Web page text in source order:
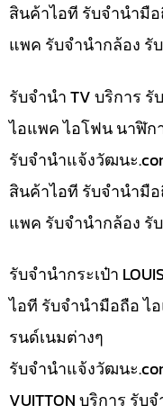
สินค้าไอที รับจำนำมื
แพค รับจำนำกล้อง รับ
รับจำนำ TV บริการ
ไอแพค ไอโฟน นาฬิก
รับจํานําแจ้งวัฒนะ
สินค้าไอที รับจำนำมื
แพค รับจำนำกล้อง รั
รับจำนำกระเป๋า
ไอที รับจำนำมือถือ ไ
รนด์เนมต่างๆ
รับจํานําแจ้งวัฒนะ
VUITTON บริการ รั